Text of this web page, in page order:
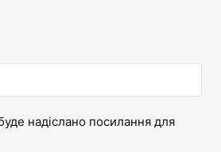
надіслано посилання для